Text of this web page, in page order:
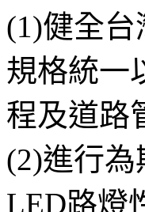
(1)健全台
規格統一
程及道路
(2)進行
LED路燈